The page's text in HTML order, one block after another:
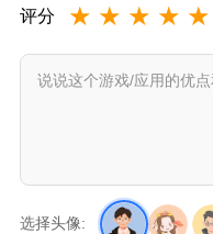
评分 ★ ★ ★ ★ ★
选择头像: